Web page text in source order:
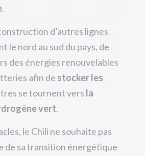
.
d’autres lignes
le nord au sud du pays, de
des énergies renouvelables
afin de stocker les
se tournent vers la
vert.
le Chili ne souhaite pas
de sa transition énergétique